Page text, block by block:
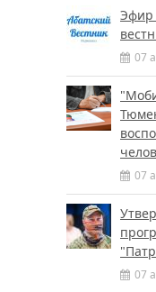
Эфир
07
07
07